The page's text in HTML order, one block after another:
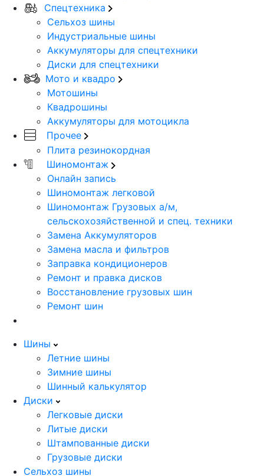
Спецтехника
Сельхоз шины
Индустриальные шины
Аккумуляторы для спецтехники
Диски для спецтехники
Мото и квадро
Мотошины
Квадрошины
Аккумуляторы для мотоцикла
Прочее
Плита резинокордная
Шиномонтаж
Онлайн запись
Шиномонтаж легковой
Шиномонтаж Грузовых а/м,
сельскохозяйственной и спец. техники
Замена Аккумуляторов
Замена масла и фильтров
Заправка кондиционеров
Ремонт и правка дисков
Восстановление грузовых шин
Ремонт шин
Шины
Летние шины
Зимние шины
Шинный калькулятор
Диски
Легковые диски
Литые диски
Штампованные диски
Грузовые диски
Сельхоз шины